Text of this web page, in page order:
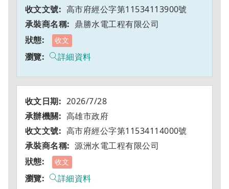
高市府經公字第11534113900號
鼎勝水電工程有限公司
收文
詳細資料
2026/7/28
高雄市政府
高市府經公字第11534114000號
源洲水電工程有限公司
收文
詳細資料